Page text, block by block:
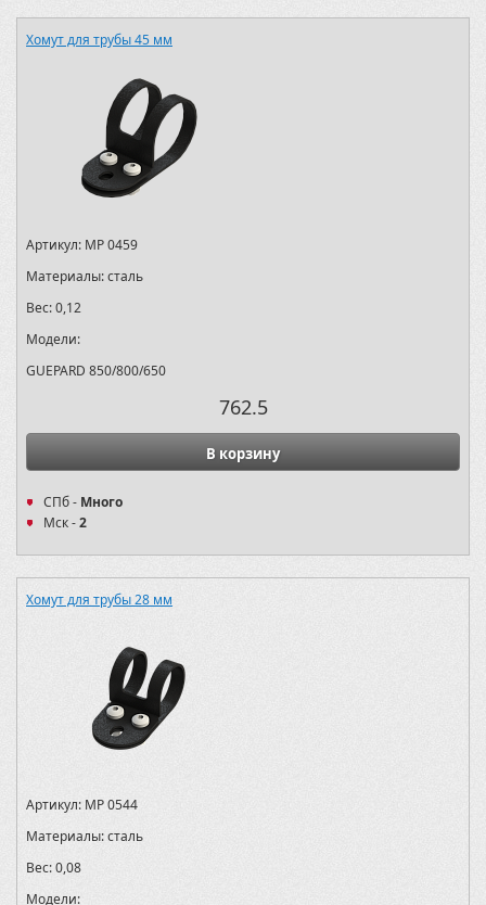
Хомут для трубы 45 мм
Артикул: MP 0459
Материалы:сталь
Вес:0,12
Модели:
GUEPARD 850/800/650
762.5
В корзину
СПб - Много
Мск -2
Хомут для трубы 28 мм
Артикул: MP 0544
Материалы:сталь
Вес:0,08
Модели: